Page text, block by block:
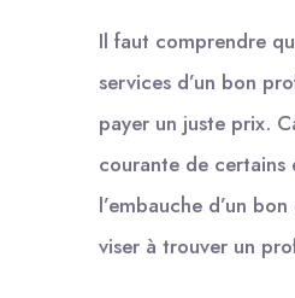
Il faut comprendre
services d’un bon
payer un juste prix.
courante de certains
l’embauche d’un
viser à trouver un